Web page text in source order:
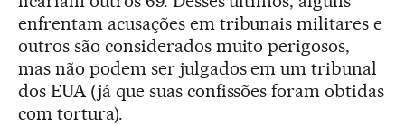
enfrentam acusações em tribunais militares e
outros são considerados muito perigosos,
mas não podem ser julgados em um tribunal
dos EUA (já que suas confissões foram obtidas
com tortura).